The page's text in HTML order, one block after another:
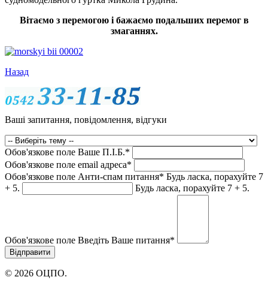
Вітаємо з перемогою і бажаємо подальших перемог в
змаганнях.
Назад
Ваші запитання, повідомлення, відгуки
Обов'язкове поле Ваше П.I.Б.*
Обов'язкове поле email адреса*
Обов'язкове поле Анти-спам питання* Будь ласка, порахуйте 7
+ 5.
Будь ласка, порахуйте 7 + 5.
Обов'язкове поле Введіть Ваше питання*
© 2026 ОЦПО.